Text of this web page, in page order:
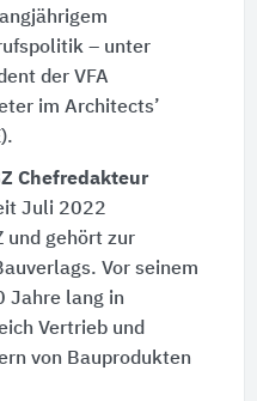
– unter
der VFA
im Architects’
Chefredakteur
Juli 2022
und gehört zur
Vor seinem
Jahre lang in
Vertrieb und
von Bauprodukten